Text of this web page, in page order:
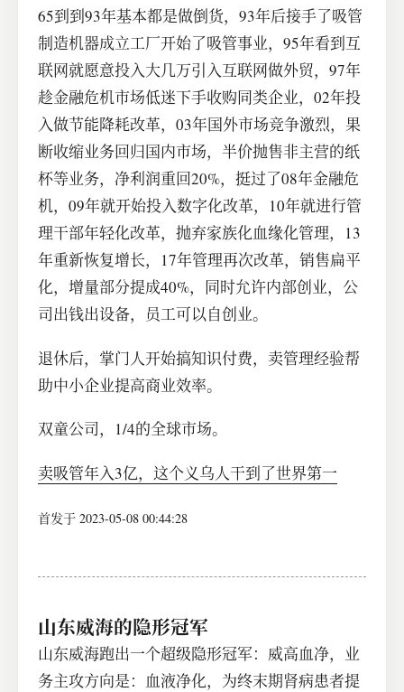
65到到93年基本都是做倒货，93年后接手了吸管
制造机器成立工厂开始了吸管事业，95年看到互
联网就愿意投入大几万引入互联网做外贸，97年
趁金融危机市场低迷下手收购同类企业，02年投
入做节能降耗改革，03年国外市场竞争激烈，果
断收缩业务回归国内市场，半价抛售非主营的纸
杯等业务，净利润重回20%，挺过了08年金融危
机，09年就开始投入数字化改革，10年就进行管
理干部年轻化改革，抛弃家族化血缘化管理，13
年重新恢复增长，17年管理再次改革，销售扁平
化，增量部分提成40%，同时允许内部创业，公
司出钱出设备，员工可以自创业。
退休后，掌门人开始搞知识付费，卖管理经验帮
助中小企业提高商业效率。
双童公司，1/4的全球市场。
卖吸管年入3亿，这个义乌人干到了世界第一
首发于 2023-05-08 00:44:28
山东威海的隐形冠军
山东威海跑出一个超级隐形冠军：威高血净，业
务主攻方向是：血液净化，为终末期肾病患者提